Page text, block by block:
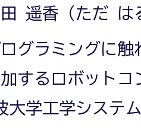
遥香（ただ は
グラミングに
するロボット
大学工学システ